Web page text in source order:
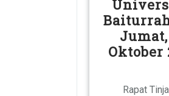
Oktober
Rapat